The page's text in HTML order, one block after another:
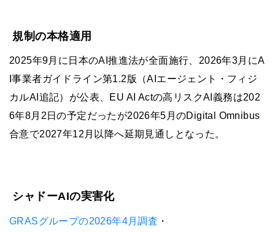
規制の本格適用
2025年9月に日本のAI推進法が全面施行、2026年3月にA
I事業者ガイドライン第1.2版（AIエージェント・フィジ
カルAI追記）が公表、EU AI Actの高リスクAI義務は202
6年8月2日の予定だったが2026年5月のDigital Omnibus
合意で2027年12月以降へ延期見通しとなった。
シャドーAIの実害化
GRASグループの2026年4月調査 ・